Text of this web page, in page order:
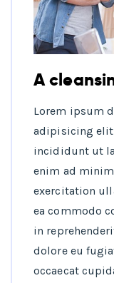
A
Lorem ipsum
adipisicing
incididunt ut
enim ad
exercitation
ea commodo
in
dolore eu
occaecat